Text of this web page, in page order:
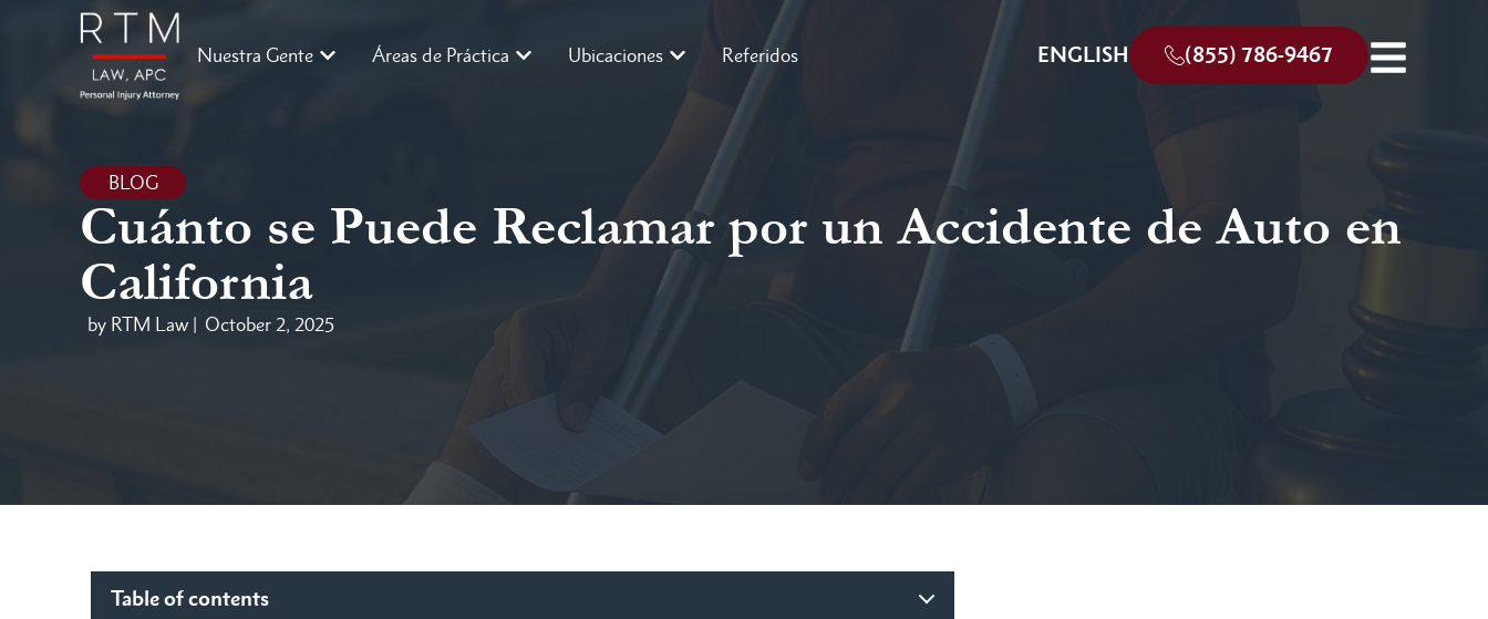
Nuestra Gente Áreas de Práctica Ubicaciones Referidos ENGLISH (855) 786-9467
BLOG
Cuánto se Puede Reclamar por un Accidente de Auto en
California
by RTM Law | October 2, 2025
Table of contents